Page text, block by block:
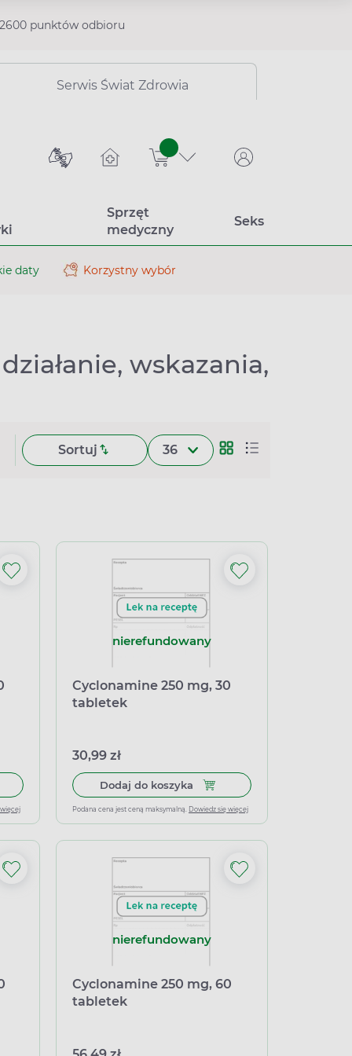
2600 punktów odbioru
Serwis Świat Zdrowia
sztuk
Sprzęt
medyczny
Seks
daty Korzystny wybór
wskazania,
Sortuj 36
miękkich
do koszyka Cyclonamine 500 mg, 30 kapsułek twardych
nierefundowany
Cyclonamine 250 mg, 30
tabletek
30,99 zł
Dodaj do koszyka Dodaj do koszyka
Podana cena jest ceną maksymalną. Dowiedz się więcej
nierefundowany
Cyclonamine 250 mg, 60
tabletek